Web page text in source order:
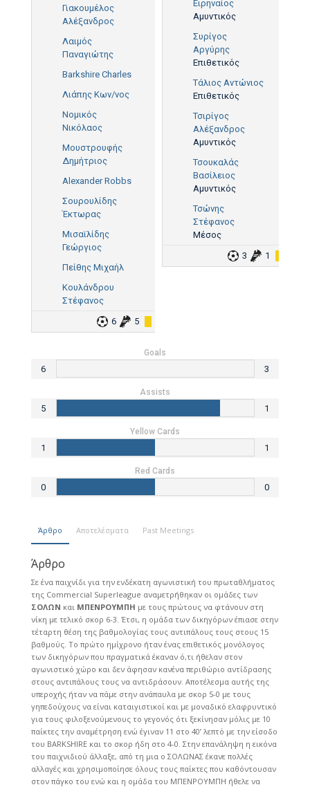
Γιακουμέλος
Αλέξανδρος
Λαιμός
Παναγιώτης
Barkshire Charles
Λιάπης Κων/νος
Νομικός
Νικόλαος
Μουστρουφής
Δημήτριος
Alexander Robbs
Σουρουλίδης
Έκτωρας
Μισαϊλίδης
Γεώργιος
Πείθης Μιχαήλ
Κουλάνδρου
Στέφανος
6
5
Ειρηναίος
Αμυντικός
Συρίγος
Αργύρης
Επιθετικός
Τάλιος Αντώνιος
Επιθετικός
Τσιρίγος
Αλέξανδρος
Αμυντικός
Τσουκαλάς
Βασίλειος
Αμυντικός
Τσώνης
Στέφανος
Μέσος
3
1
Goals
6 3
Assists
5 1
Yellow Cards
1 1
Red Cards
0 0
Άρθρο Αποτελέσματα Past Meetings
Άρθρο
Σε ένα παιχνίδι για την ενδέκατη αγωνιστική του πρωταθλήματος
της Commercial Superleague αναμετρήθηκαν οι ομάδες των
ΣΟΛΩΝ και ΜΠΕΝΡΟΥΜΠΗ με τους πρώτους να φτάνουν στη
νίκη με τελικό σκορ 6-3. Έτσι, η ομάδα των δικηγόρων έπιασε στην
τέταρτη θέση της βαθμολογίας τους αντιπάλους τους στους 15
βαθμούς. To πρώτο ημίχρονο ήταν ένας επιθετικός μονόλογος
των δικηγόρων που πραγματικά έκαναν ό,τι ήθελαν στον
αγωνιστικό χώρο και δεν άφησαν κανένα περιθώριο αντίδρασης
στους αντιπάλους τους να αντιδράσουν. Αποτέλεσμα αυτής της
υπεροχής ήταν να πάμε στην ανάπαυλα με σκορ 5-0 με τους
γηπεδούχους να είναι καταιγιστικοί και με μοναδικό ελαφρυντικό
για τους φιλοξενούμενους το γεγονός ότι ξεκίνησαν μόλις με 10
παίκτες την αναμέτρηση ενώ έγιναν 11 στο 40’ λεπτό με την είσοδο
του BARKSHIRE και το σκορ ήδη στο 4-0. Στην επανάληψη η εικόνα
του παιχνιδιού άλλαξε, από τη μια ο ΣΟΛΩΝΑΣ έκανε πολλές
αλλαγές και χρησιμοποίησε όλους τους παίκτες που καθόντουσαν
στον πάγκο του ενώ και η ομάδα του ΜΠΕΝΡΟΥΜΠΗ ήθελε να